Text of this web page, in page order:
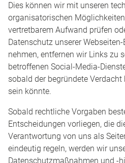
Dies können wir mit unseren
organisatorischen
vertretbarem Aufwand prüfen
Datenschutz unserer
nehmen, entfernen wir Links zu
betroffenen Social-Media-
sobald der begründete
sein könnte.
Sobald rechtliche Vorgaben
Entscheidungen vorliegen, die
Verantwortung von uns als
eindeutig regeln, werden wir
Datenschutzmaßnahmen und -